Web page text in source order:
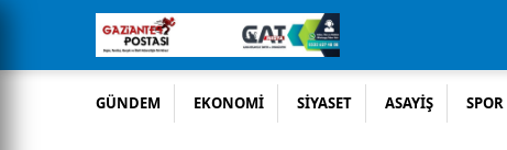
GÜNDEM EKONOMİ SİYASET ASAYİŞ SPOR